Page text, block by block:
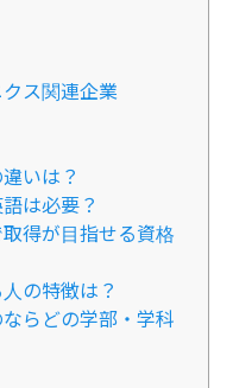
ス関連企業
いは？
は必要？
得が目指せる資格
の特徴は？
らどの学部・学科